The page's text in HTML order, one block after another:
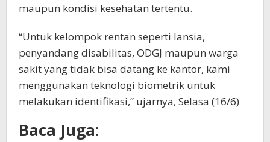
maupun kondisi kesehatan tertentu.
“Untuk kelompok rentan seperti lansia,
penyandang disabilitas, ODGJ maupun warga
sakit yang tidak bisa datang ke kantor, kami
menggunakan teknologi biometrik untuk
melakukan identifikasi,” ujarnya, Selasa (16/6)
Baca Juga: